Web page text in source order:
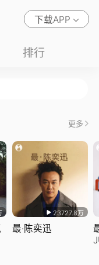
下载APP
排行
更多
23727.8万
最·陈奕迅